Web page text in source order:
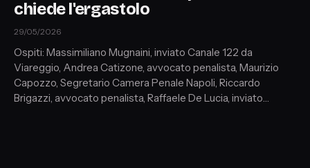
chiede l'ergastolo
29/05/2026
Ospiti: Massimiliano Mugnaini, inviato Canale 122 da
Viareggio, Andrea Catizone, avvocato penalista, Maurizio
Capozzo, Segretario Camera Penale Napoli, Riccardo
Brigazzi, avvocato penalista, Raffaele De Lucia, inviato